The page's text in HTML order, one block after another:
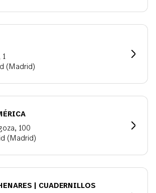
(Madrid)
100
(Madrid)
| CUADERNILLOS